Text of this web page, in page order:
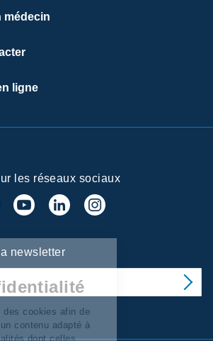
médecin
ligne
les réseaux sociaux
newsletter
de la
utilise sur ce site des cookies afin de
de fournir un contenu adapté à
certaines fonctionnalités dont celles